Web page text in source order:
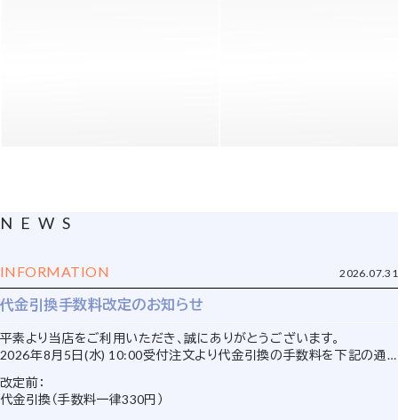
NEWS
INFORMATION 2026.07.31
代金引換手数料改定のお知らせ
平素より当店をご利用いただき、誠にありがとうございます。
2026年8月5日(水) 10:00受付注文より代金引換の手数料を下記の通り
改定前：
代金引換（手数料一律330円）